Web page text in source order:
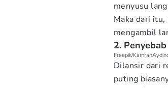
menyusu
Maka dari
mengambil
2.
Freepik/
Dilansir dari
puting